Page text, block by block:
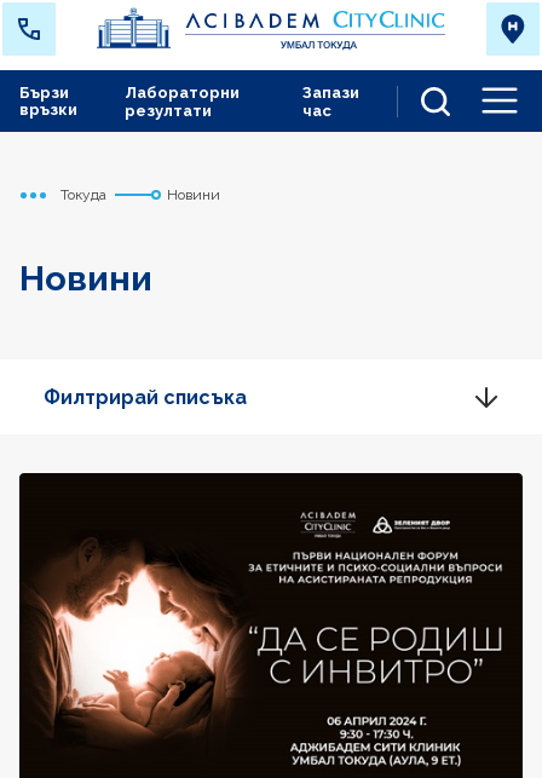
Лабораторни
резултати
Запази
час
Бързи
връзки
Начало
Токуда Новини
Новини
Филтрирай списъка